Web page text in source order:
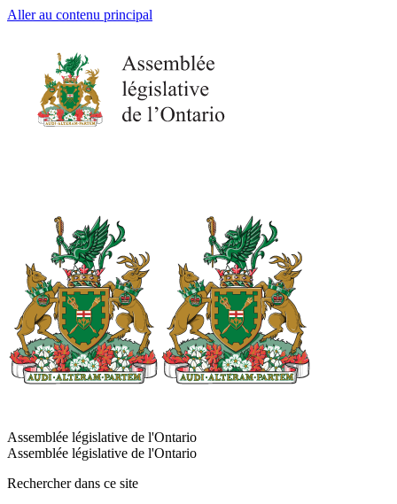
Aller au contenu principal
Assemblée législative de l'Ontario
Assemblée législative de l'Ontario
Rechercher dans ce site